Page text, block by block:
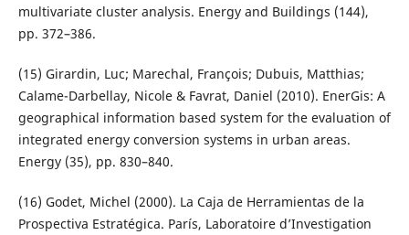
multivariate cluster analysis. Energy and Buildings (144),
pp. 372–386.
(15) Girardin, Luc; Marechal, François; Dubuis, Matthias;
Calame-Darbellay, Nicole & Favrat, Daniel (2010). EnerGis: A
geographical information based system for the evaluation of
integrated energy conversion systems in urban areas.
Energy (35), pp. 830–840.
(16) Godet, Michel (2000). La Caja de Herramientas de la
Prospectiva Estratégica. París, Laboratoire d’Investigation